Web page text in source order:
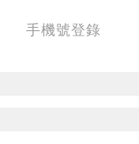
手機號登錄